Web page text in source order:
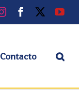
InstagramFacebook
Contacto